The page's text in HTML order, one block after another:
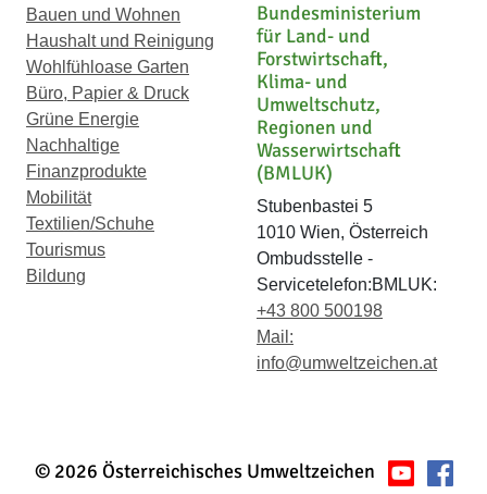
Bauen und Wohnen
Haushalt und Reinigung
Wohlfühloase Garten
Büro, Papier & Druck
Grüne Energie
Nachhaltige
Finanzprodukte
Mobilität
Textilien/Schuhe
Tourismus
Bildung
Bundesministerium
für Land- und
Forstwirtschaft,
Klima- und
Umweltschutz,
Regionen und
Wasserwirtschaft
(BMLUK)
Stubenbastei 5
1010 Wien, Österreich
Ombudsstelle -
Servicetelefon:BMLUK:
+43 800 500198
Mail:
info@umweltzeichen.at
© 2026 Österreichisches Umweltzeichen